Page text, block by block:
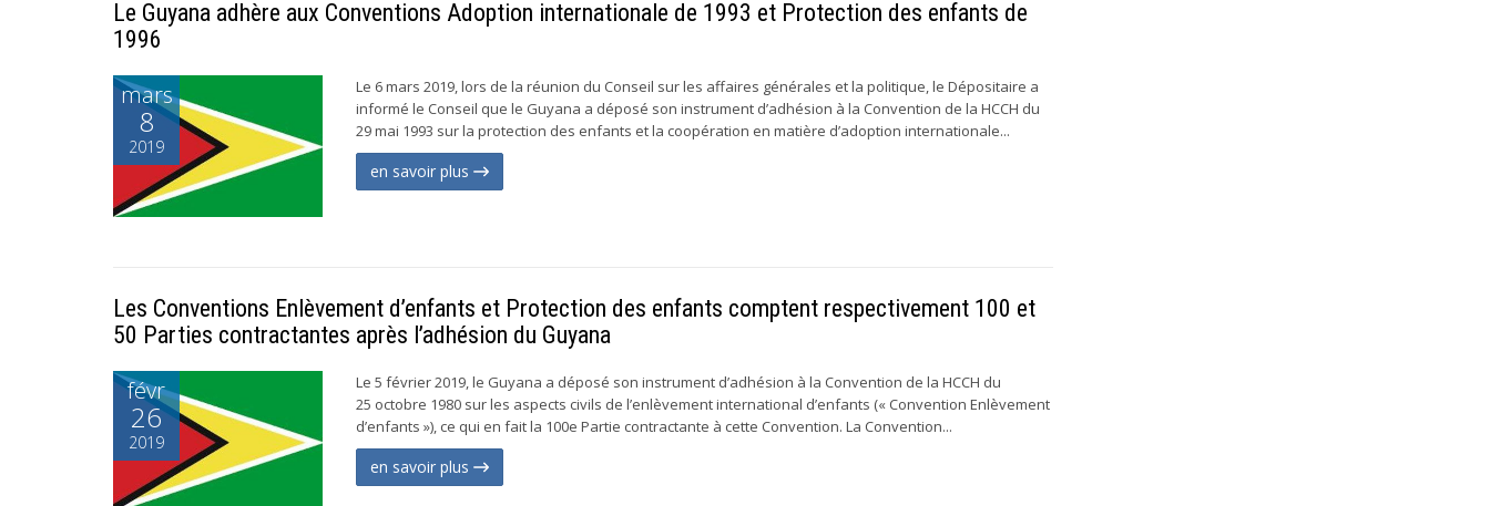
Le Guyana adhère aux Conventions Adoption internationale de 1993 et Protection des enfants de
1996
mars
8
2019
Le 6 mars 2019, lors de la réunion du Conseil sur les affaires générales et la politique, le Dépositaire a
informé le Conseil que le Guyana a déposé son instrument d’adhésion à la Convention de la HCCH du
29 mai 1993 sur la protection des enfants et la coopération en matière d’adoption internationale...
en savoir plus
Les Conventions Enlèvement d’enfants et Protection des enfants comptent respectivement 100 et
50 Parties contractantes après l’adhésion du Guyana
févr
26
2019
Le 5 février 2019, le Guyana a déposé son instrument d’adhésion à la Convention de la HCCH du
25 octobre 1980 sur les aspects civils de l’enlèvement international d’enfants (« Convention Enlèvement
d’enfants »), ce qui en fait la 100e Partie contractante à cette Convention. La Convention...
en savoir plus